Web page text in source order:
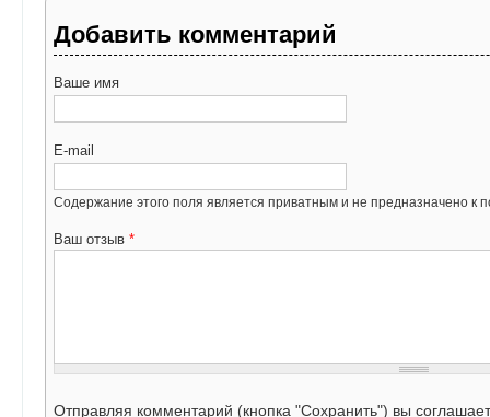
Добавить комментарий
Ваше имя
E-mail
Содержание этого поля является приватным и не предназначено к
Ваш отзыв *
Отправляя комментарий (кнопка "Сохранить") вы